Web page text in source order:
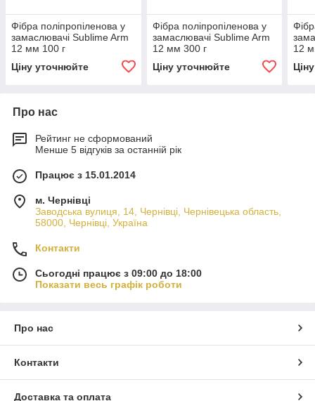
Фібра поліпропіленова у
замаслювачі Sublime Arm
12 мм 100 г
Ціну уточнюйте
Фібра поліпропіленова у
замаслювачі Sublime Arm
12 мм 300 г
Ціну уточнюйте
12
Про нас
Рейтинг не сформований
Менше 5 відгуків за останній рік
Працює з 15.01.2014
м. Чернівці
Заводська вулиця, 14, Чернівці, Чернівецька область,
58000, Чернівці, Україна
Контакти
Сьогодні працює з 09:00 до 18:00
Показати весь графік роботи
Про нас
Контакти
Доставка та оплата